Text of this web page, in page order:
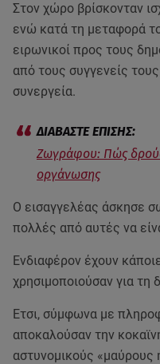
Στον χώρο βρίσκονταν
ενώ κατά τη μεταφορά
ειρωνικοί προς τους
από τους συγγενείς
συνεργεία.
Ζωγράφου: Πώς
οργάνωσης
Ο εισαγγελέας άσκησε
πολλές από αυτές να
Ενδιαφέρον έχουν
χρησιμοποιούσαν για τη
Ετσι, σύμφωνα με
αποκαλούσαν την
αστυνομικούς «μαύρους